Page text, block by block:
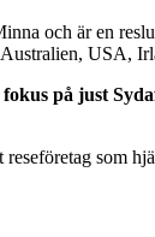
och är en
USA,
fokus på just
reseföretag som